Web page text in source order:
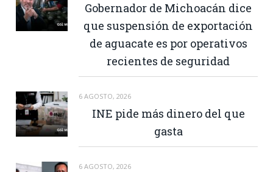
Gobernador de Michoacán dice
que suspensión de exportación
de aguacate es por operativos
recientes de seguridad
6 AGOSTO, 2026
INE pide más dinero del que
gasta
6 AGOSTO, 2026